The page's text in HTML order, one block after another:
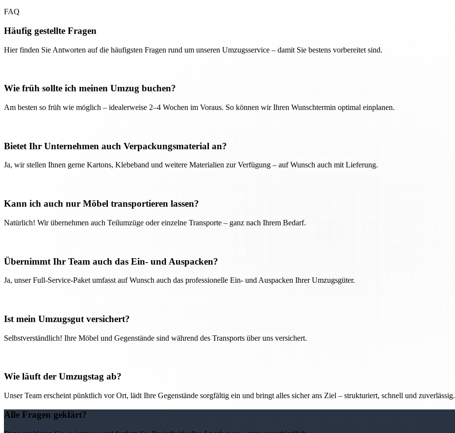
FAQ
Häufig gestellte Fragen
Hier finden Sie Antworten auf die häufigsten Fragen rund um unseren Umzugsservice – damit Sie bestens vorbereitet sind.
Wie früh sollte ich meinen Umzug buchen?
Am besten so früh wie möglich – idealerweise 2–4 Wochen im Voraus. So können wir Ihren Wunschtermin optimal einplanen.
Bietet Ihr Unternehmen auch Verpackungsmaterial an?
Ja, wir stellen Ihnen gerne Kartons, Klebeband und weitere Materialien zur Verfügung – auf Wunsch auch mit Lieferung.
Kann ich auch nur Möbel transportieren lassen?
Natürlich! Wir übernehmen auch Teilumzüge oder einzelne Transporte – ganz nach Ihrem Bedarf.
Übernimmt Ihr Team auch das Ein- und Auspacken?
Ja, unser Full-Service-Paket umfasst auf Wunsch auch das professionelle Ein- und Auspacken Ihrer Umzugsgüter.
Ist mein Umzugsgut versichert?
Selbstverständlich! Ihre Möbel und Gegenstände sind während des Transports über uns versichert.
Wie läuft der Umzugstag ab?
Unser Team erscheint pünktlich vor Ort, lädt Ihre Gegenstände sorgfältig ein und bringt alles sicher ans Ziel – strukturiert, schnell und zuverlässig.
Alle Fragen geklärt?